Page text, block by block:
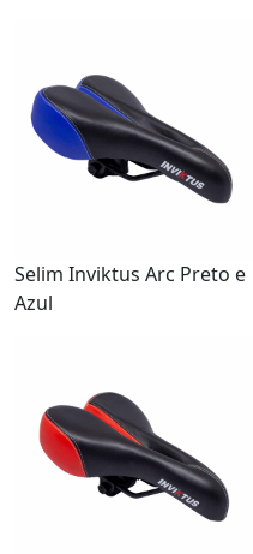
Selim Inviktus Arc Preto e
Azul